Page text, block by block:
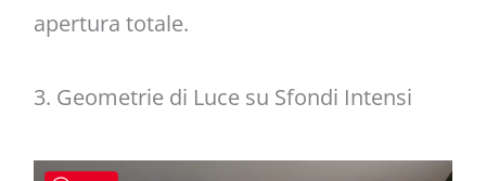
apertura totale.
3. Geometrie di Luce su Sfondi Intensi